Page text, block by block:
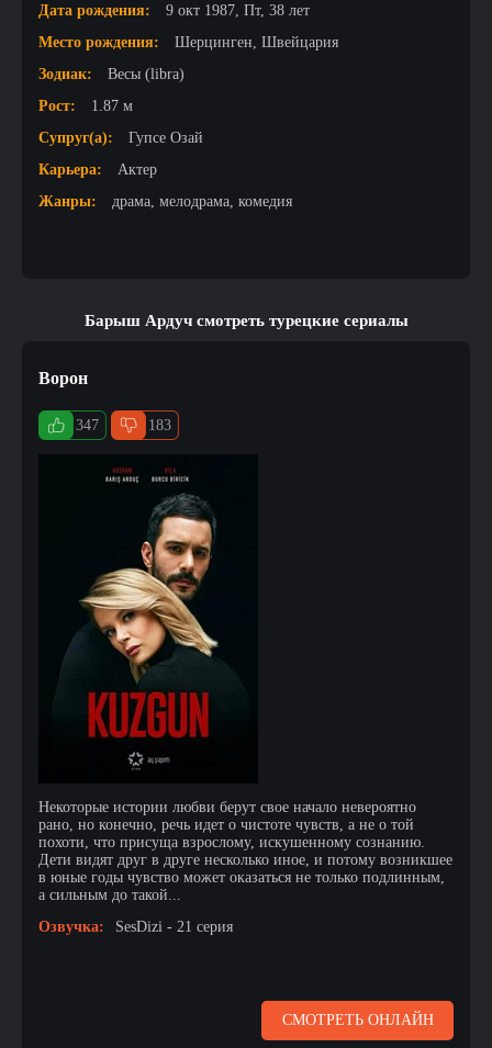
Дата рождения:
9 окт 1987, Пт, 38 лет
Место рождения:
Шерцинген, Швейцария
Зодиак:
Весы (libra)
Рост:
1.87 м
Супруг(а):
Гупсе Озай
Карьера:
Актер
Жанры:
драма, мелодрама, комедия
Барыш Ардуч смотреть турецкие сериалы
Ворон
347 183
Некоторые истории любви берут свое начало невероятно
рано, но конечно, речь идет о чистоте чувств, а не о той
похоти, что присуща взрослому, искушенному сознанию.
Дети видят друг в друге несколько иное, и потому возникшее
в юные годы чувство может оказаться не только подлинным,
а сильным до такой...
Озвучка:
SesDizi - 21 серия
СМОТРЕТЬ ОНЛАЙН